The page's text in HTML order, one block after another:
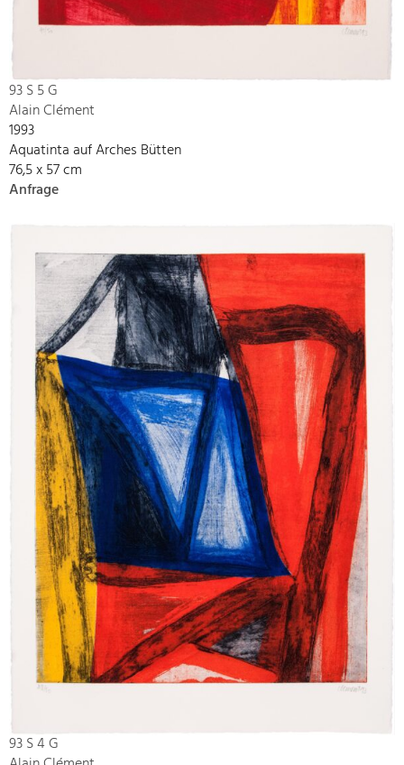
93 S 5 G
Alain Clément
1993
Aquatinta auf Arches Bütten
76,5 x 57 cm
Anfrage
93 S 4 G